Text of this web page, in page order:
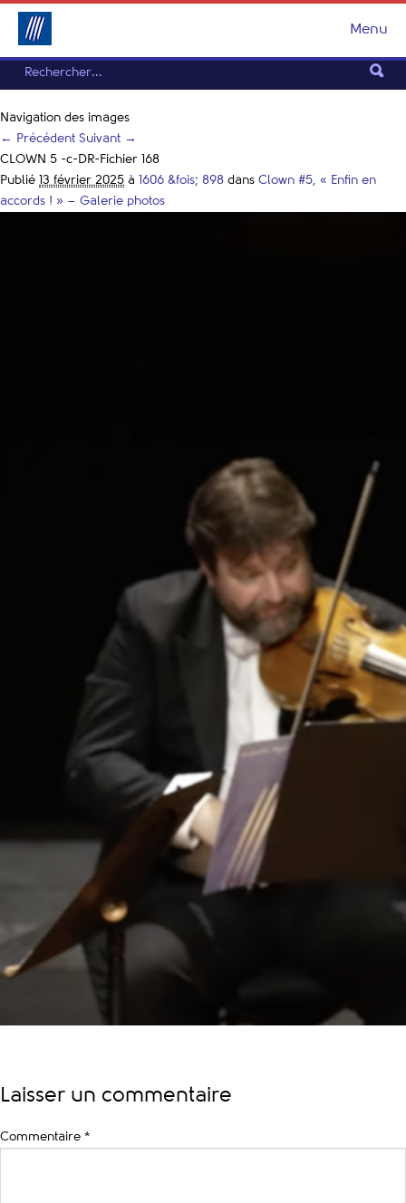
Menu
Navigation des images
← Précédent Suivant →
CLOWN 5 -c-DR-Fichier 168
Publié 13 février 2025 à 1606 &fois; 898 dans Clown #5, « Enfin en
accords ! » – Galerie photos
Laisser un commentaire
Commentaire *